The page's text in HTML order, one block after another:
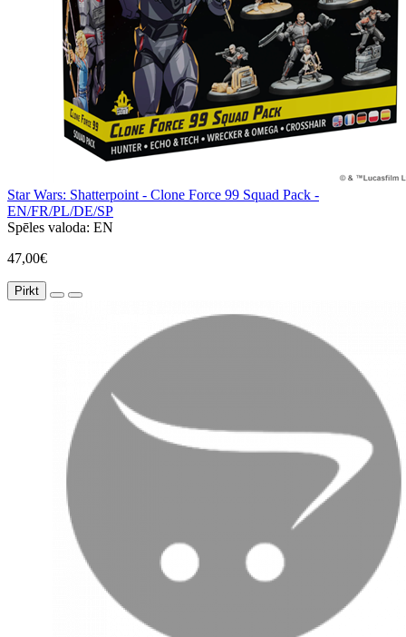
Star Wars: Shatterpoint - Clone Force 99 Squad Pack -
EN/FR/PL/DE/SP
Spēles valoda: EN
47,00€
Pirkt